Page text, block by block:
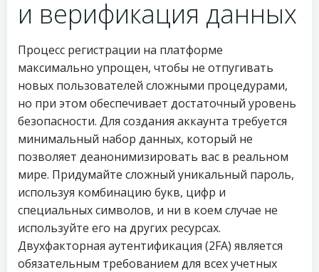
и верификация данных
Процесс регистрации на платформе
максимально упрощен, чтобы не отпугивать
новых пользователей сложными процедурами,
но при этом обеспечивает достаточный уровень
безопасности. Для создания аккаунта требуется
минимальный набор данных, который не
позволяет деанонимизировать вас в реальном
мире. Придумайте сложный уникальный пароль,
используя комбинацию букв, цифр и
специальных символов, и ни в коем случае не
используйте его на других ресурсах.
Двухфакторная аутентификация (2FA) является
обязательным требованием для всех учетных